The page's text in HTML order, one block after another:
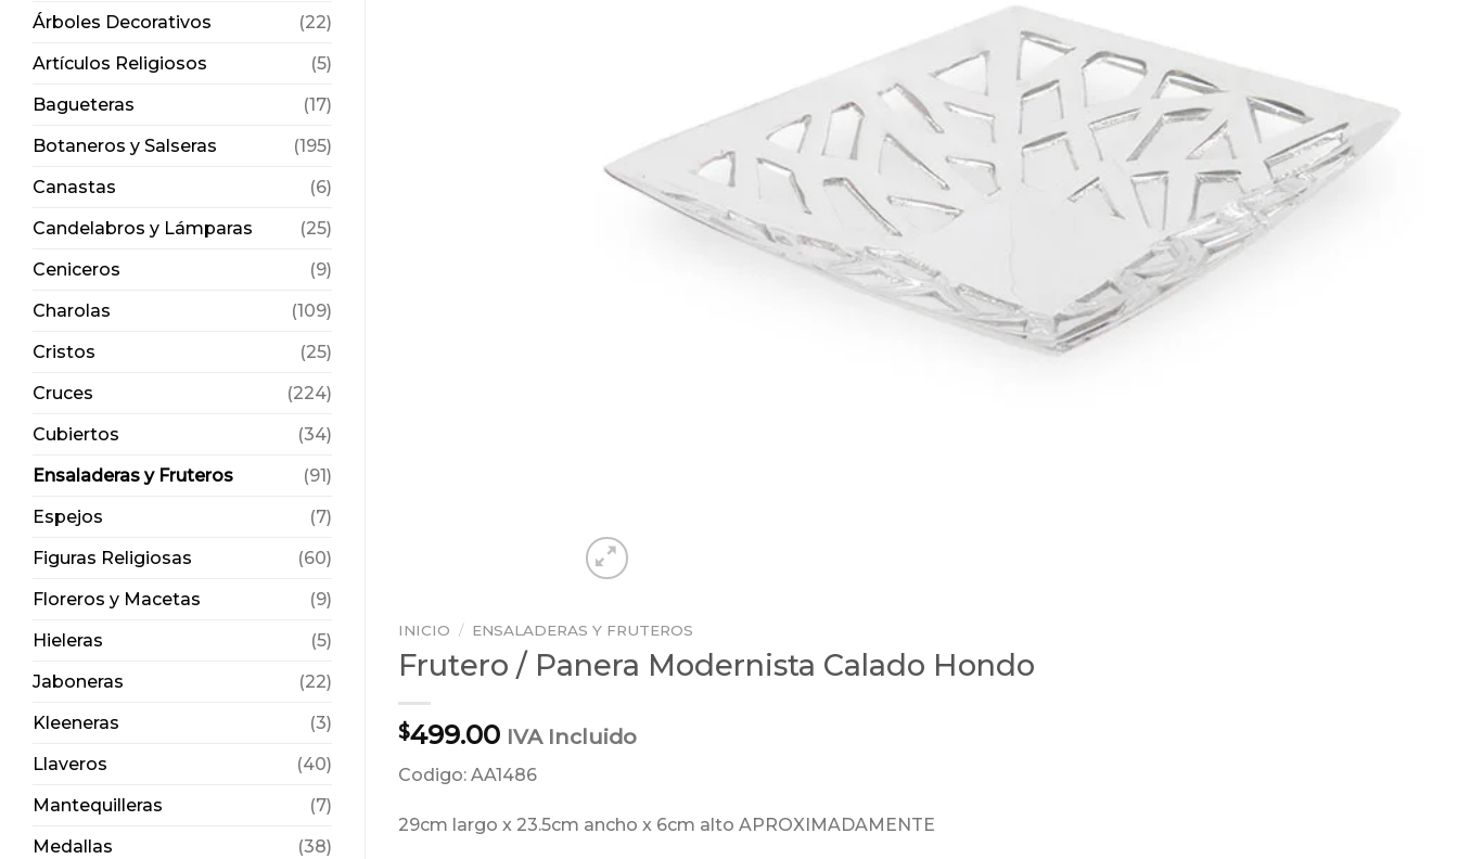
Árboles Decorativos
(22)
Artículos Religiosos
(5)
Bagueteras
(17)
Botaneros y Salseras
(195)
Canastas
(6)
Candelabros y Lámparas
(25)
Ceniceros
(9)
Charolas
(109)
Cristos
(25)
Cruces
(224)
Cubiertos
(34)
Ensaladeras y Fruteros
(91)
Espejos
(7)
Figuras Religiosas
(60)
Floreros y Macetas
(9)
Hieleras
(5)
Jaboneras
(22)
Kleeneras
(3)
Llaveros
(40)
Mantequilleras
(7)
Medallas
(38)
INICIO / ENSALADERAS Y FRUTEROS
Frutero / Panera Modernista Calado Hondo
$499.00 IVA Incluido
Codigo: AA1486
29cm largo x 23.5cm ancho x 6cm alto APROXIMADAMENTE